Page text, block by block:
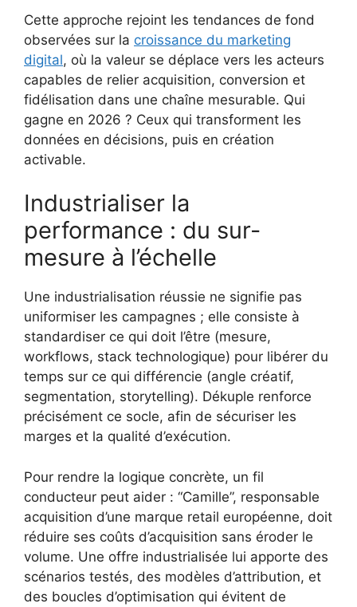
Cette approche rejoint les tendances de fond
observées sur la croissance du marketing
digital, où la valeur se déplace vers les acteurs
capables de relier acquisition, conversion et
fidélisation dans une chaîne mesurable. Qui
gagne en 2026 ? Ceux qui transforment les
données en décisions, puis en création
activable.
Industrialiser la
performance : du sur-
mesure à l’échelle
Une industrialisation réussie ne signifie pas
uniformiser les campagnes ; elle consiste à
standardiser ce qui doit l’être (mesure,
workflows, stack technologique) pour libérer du
temps sur ce qui différencie (angle créatif,
segmentation, storytelling). Dékuple renforce
précisément ce socle, afin de sécuriser les
marges et la qualité d’exécution.
Pour rendre la logique concrète, un fil
conducteur peut aider : “Camille”, responsable
acquisition d’une marque retail européenne, doit
réduire ses coûts d’acquisition sans éroder le
volume. Une offre industrialisée lui apporte des
scénarios testés, des modèles d’attribution, et
des boucles d’optimisation qui évitent de